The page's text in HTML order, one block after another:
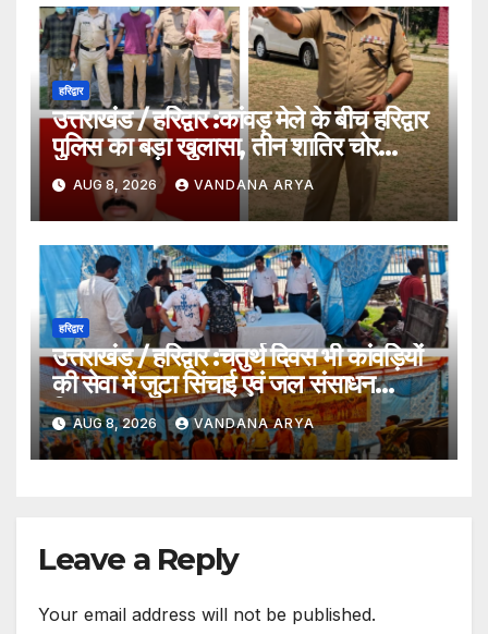
हरिद्वार
उत्तराखंड / हरिद्वार :कांवड़ मेले के बीच हरिद्वार
पुलिस का बड़ा खुलासा, तीन शातिर चोर
गिरफ्तार…
AUG 8, 2026 VANDANA ARYA
हरिद्वार
उत्तराखंड / हरिद्वार :चतुर्थ दिवस भी कांवड़ियों
की सेवा में जुटा सिंचाई एवं जल संसाधन
विभाग…
AUG 8, 2026 VANDANA ARYA
Leave a Reply
Your email address will not be published.